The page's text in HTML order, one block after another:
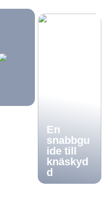
En
snabbgu
ide till
knäskyd
d